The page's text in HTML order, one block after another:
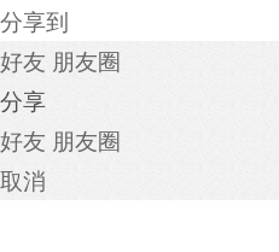
分享到
好友 朋友圈
分享
好友 朋友圈
取消